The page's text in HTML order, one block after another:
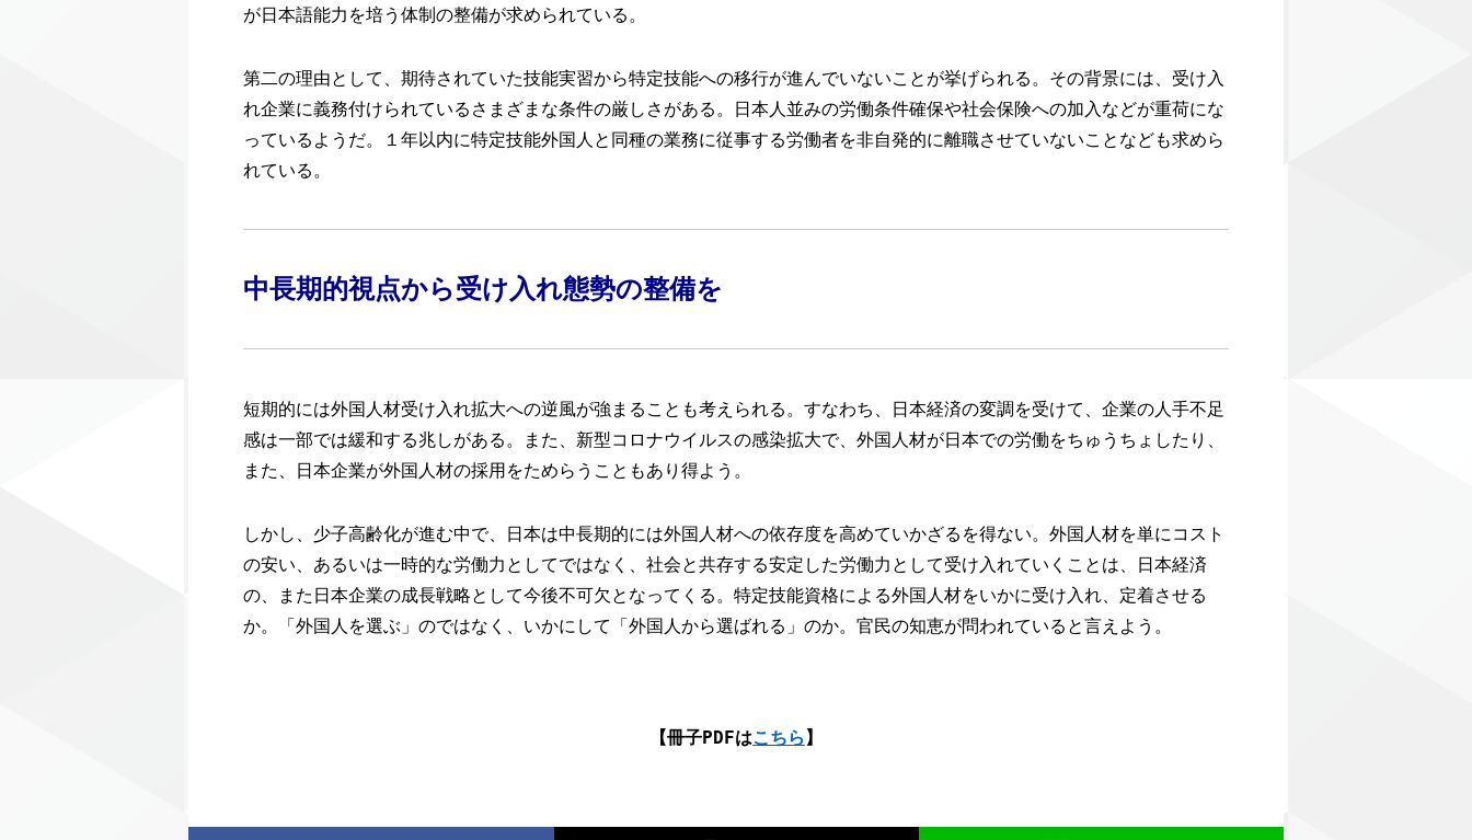
が日本語能力を培う体制の整備が求められている。
第二の理由として、期待されていた技能実習から特定技能への移行が進んでいないことが挙げられる。その背景には、受け入
れ企業に義務付けられているさまざまな条件の厳しさがある。日本人並みの労働条件確保や社会保険への加入などが重荷にな
っているようだ。１年以内に特定技能外国人と同種の業務に従事する労働者を非自発的に離職させていないことなども求めら
れている。
中長期的視点から受け入れ態勢の整備を
短期的には外国人材受け入れ拡大への逆風が強まることも考えられる。すなわち、日本経済の変調を受けて、企業の人手不足
感は一部では緩和する兆しがある。また、新型コロナウイルスの感染拡大で、外国人材が日本での労働をちゅうちょしたり、
また、日本企業が外国人材の採用をためらうこともあり得よう。
しかし、少子高齢化が進む中で、日本は中長期的には外国人材への依存度を高めていかざるを得ない。外国人材を単にコスト
の安い、あるいは一時的な労働力としてではなく、社会と共存する安定した労働力として受け入れていくことは、日本経済
の、また日本企業の成長戦略として今後不可欠となってくる。特定技能資格による外国人材をいかに受け入れ、定着させる
か。「外国人を選ぶ」のではなく、いかにして「外国人から選ばれる」のか。官民の知恵が問われていると言えよう。
【冊子PDFはこちら 】